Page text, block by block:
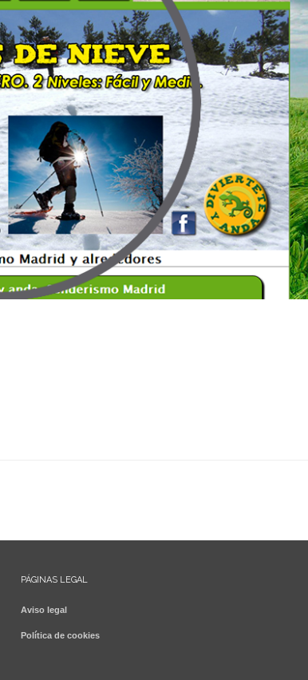
PÁGINAS LEGAL
Aviso legal
Política de cookies